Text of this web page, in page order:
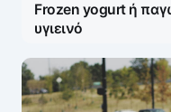
Frozen yogurt ή
υγιεινό